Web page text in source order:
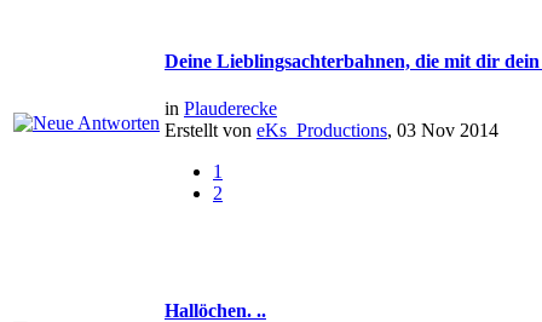
Deine Lieblingsachterbahnen, die mit dir
in Plauderecke
Erstellt von eKs_Productions, 03 Nov 2014
1
2
Hallöchen. ..